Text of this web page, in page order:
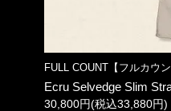
FULL COUNT【フルカウン
Ecru Selvedge Slim
30,800円(税込33,880円)